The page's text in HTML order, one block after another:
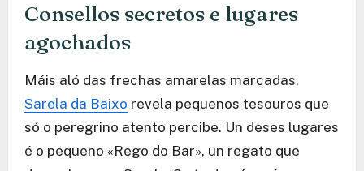
Consellos secretos e lugares
agochados
Máis aló das frechas amarelas marcadas,
Sarela da Baixo revela pequenos tesouros que
só o peregrino atento percibe. Un deses lugares
é o pequeno «Rego do Bar», un regato que